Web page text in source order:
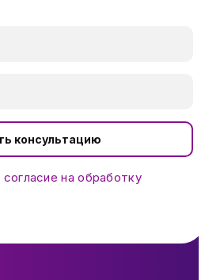
Получить консультацию
согласие на обработку